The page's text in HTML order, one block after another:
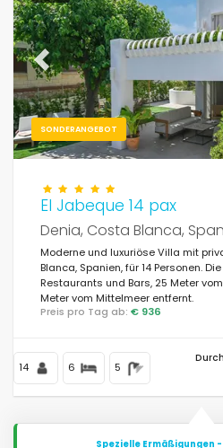
SONDERANGEBOT
Previous
El Jabeque 14 pax
Denia, Costa Blanca,
Moderne und luxuriöse Villa mit
Blanca, Spanien, für 14 Personen.
Restaurants und Bars, 25 Meter
Meter vom Mittelmeer entfernt.
Preis pro Tag ab: € 936
14 6 5
Spezielle Ermäßigungen -